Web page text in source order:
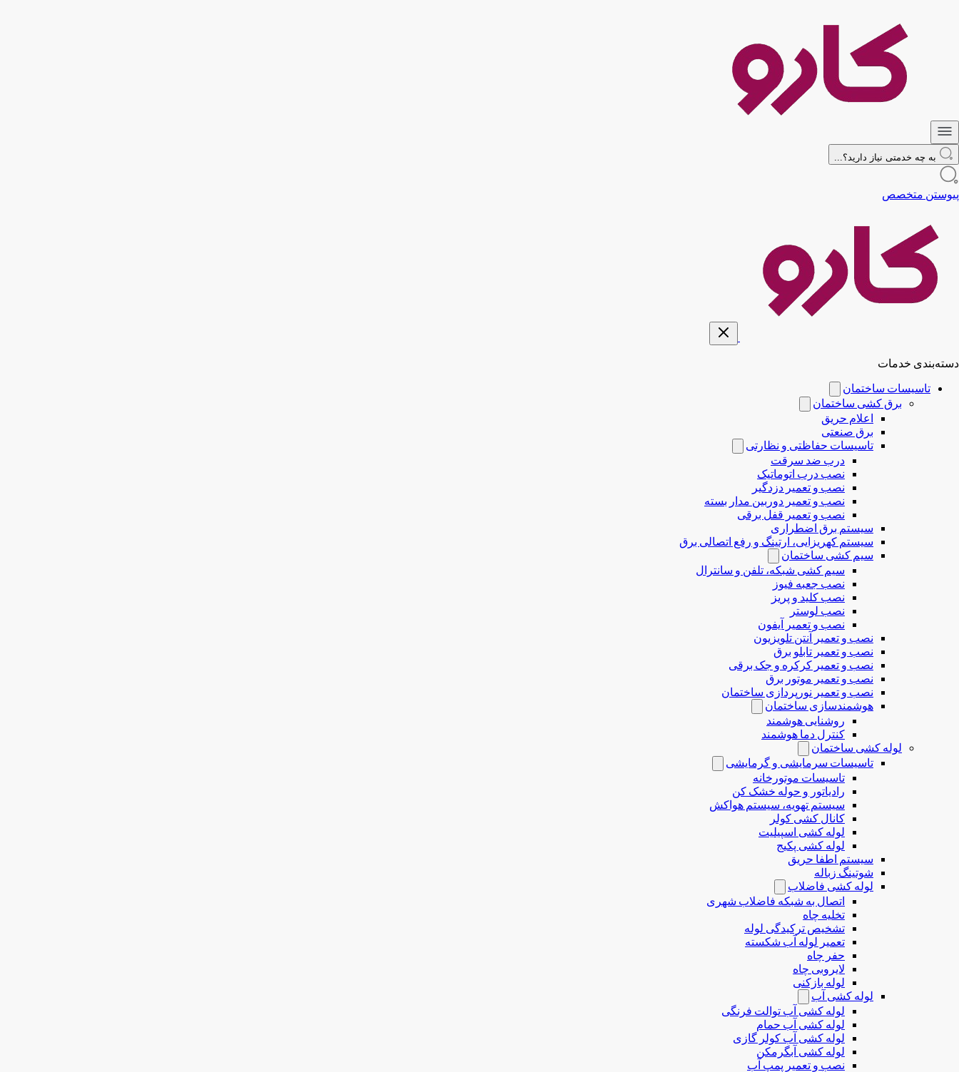
به چه خدمتی نیاز دارید؟...
پیوستن متخصص
دسته‌بندی خدمات
تاسیسات ساختمان
برق کشی ساختمان
اعلام حریق
برق صنعتی
تاسیسات حفاظتی و نظارتی
درب ضد سرقت
نصب درب‌ اتوماتیک
نصب و تعمیر دزدگیر
نصب و تعمیر دوربین مدار بسته
نصب و تعمیر قفل برقی
سیستم برق اضطراری
سیستم کهریزایی، ارتینگ و رفع اتصالی برق
سیم کشی ساختمان
سیم کشی شبکه، تلفن و سانترال
نصب جعبه فیوز
نصب کلید و پریز
نصب لوستر
نصب و تعمیر آیفون
نصب و تعمیر آنتن تلویزیون
نصب و تعمیر تابلو برق
نصب و تعمیر کرکره و جک برقی
نصب و تعمیر موتور برق
نصب و تعمیر نورپردازی ساختمان
هوشمندسازی ساختمان
روشنایی هوشمند
کنترل دما هوشمند
لوله کشی ساختمان
تاسیسات سرمایشی و گرمایشی
تاسیسات موتورخانه
رادیاتور و حوله خشک کن
سیستم تهویه، سیستم هواکش
کانال کشی کولر
لوله کشی اسپیلیت
لوله کشی پکیج
سیستم اطفا حریق
شوتینگ زباله
لوله كشی فاضلاب
اتصال به شبکه فاضلاب شهری
تخلیه چاه
تشخیص ترکیدگی لوله
تعمیر لوله آب شکسته
حفر چاه
لایروبی چاه
لوله بازکنی
لوله کشی آب
لوله کشی آب توالت فرنگی
لوله کشی آب حمام
لوله کشی آب کولر گازی
لوله کشی آبگرمکن
نصب و تعمیر پمپ آب